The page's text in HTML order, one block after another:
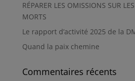
RÉPARER LES OMISSIONS SUR
MORTS
Le rapport d’activité 2025 de la
Quand la paix chemine
Commentaires récents